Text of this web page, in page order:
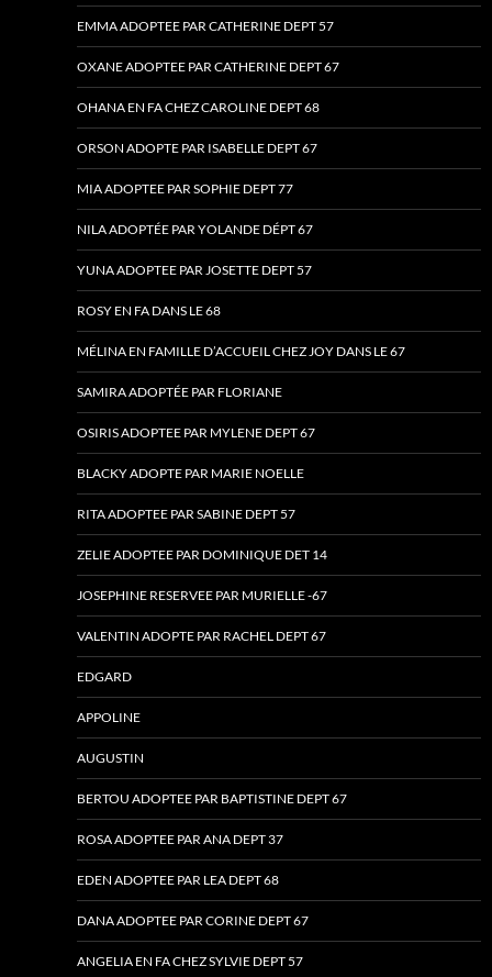
EMMA ADOPTEE PAR CATHERINE DEPT 57
OXANE ADOPTEE PAR CATHERINE DEPT 67
OHANA EN FA CHEZ CAROLINE DEPT 68
ORSON ADOPTE PAR ISABELLE DEPT 67
MIA ADOPTEE PAR SOPHIE DEPT 77
NILA ADOPTÉE PAR YOLANDE DÉPT 67
YUNA ADOPTEE PAR JOSETTE DEPT 57
ROSY EN FA DANS LE 68
MÉLINA EN FAMILLE D’ACCUEIL CHEZ JOY DANS LE 67
SAMIRA ADOPTÉE PAR FLORIANE
OSIRIS ADOPTEE PAR MYLENE DEPT 67
BLACKY ADOPTE PAR MARIE NOELLE
RITA ADOPTEE PAR SABINE DEPT 57
ZELIE ADOPTEE PAR DOMINIQUE DET 14
JOSEPHINE RESERVEE PAR MURIELLE -67
VALENTIN ADOPTE PAR RACHEL DEPT 67
EDGARD
APPOLINE
AUGUSTIN
BERTOU ADOPTEE PAR BAPTISTINE DEPT 67
ROSA ADOPTEE PAR ANA DEPT 37
EDEN ADOPTEE PAR LEA DEPT 68
DANA ADOPTEE PAR CORINE DEPT 67
ANGELIA EN FA CHEZ SYLVIE DEPT 57